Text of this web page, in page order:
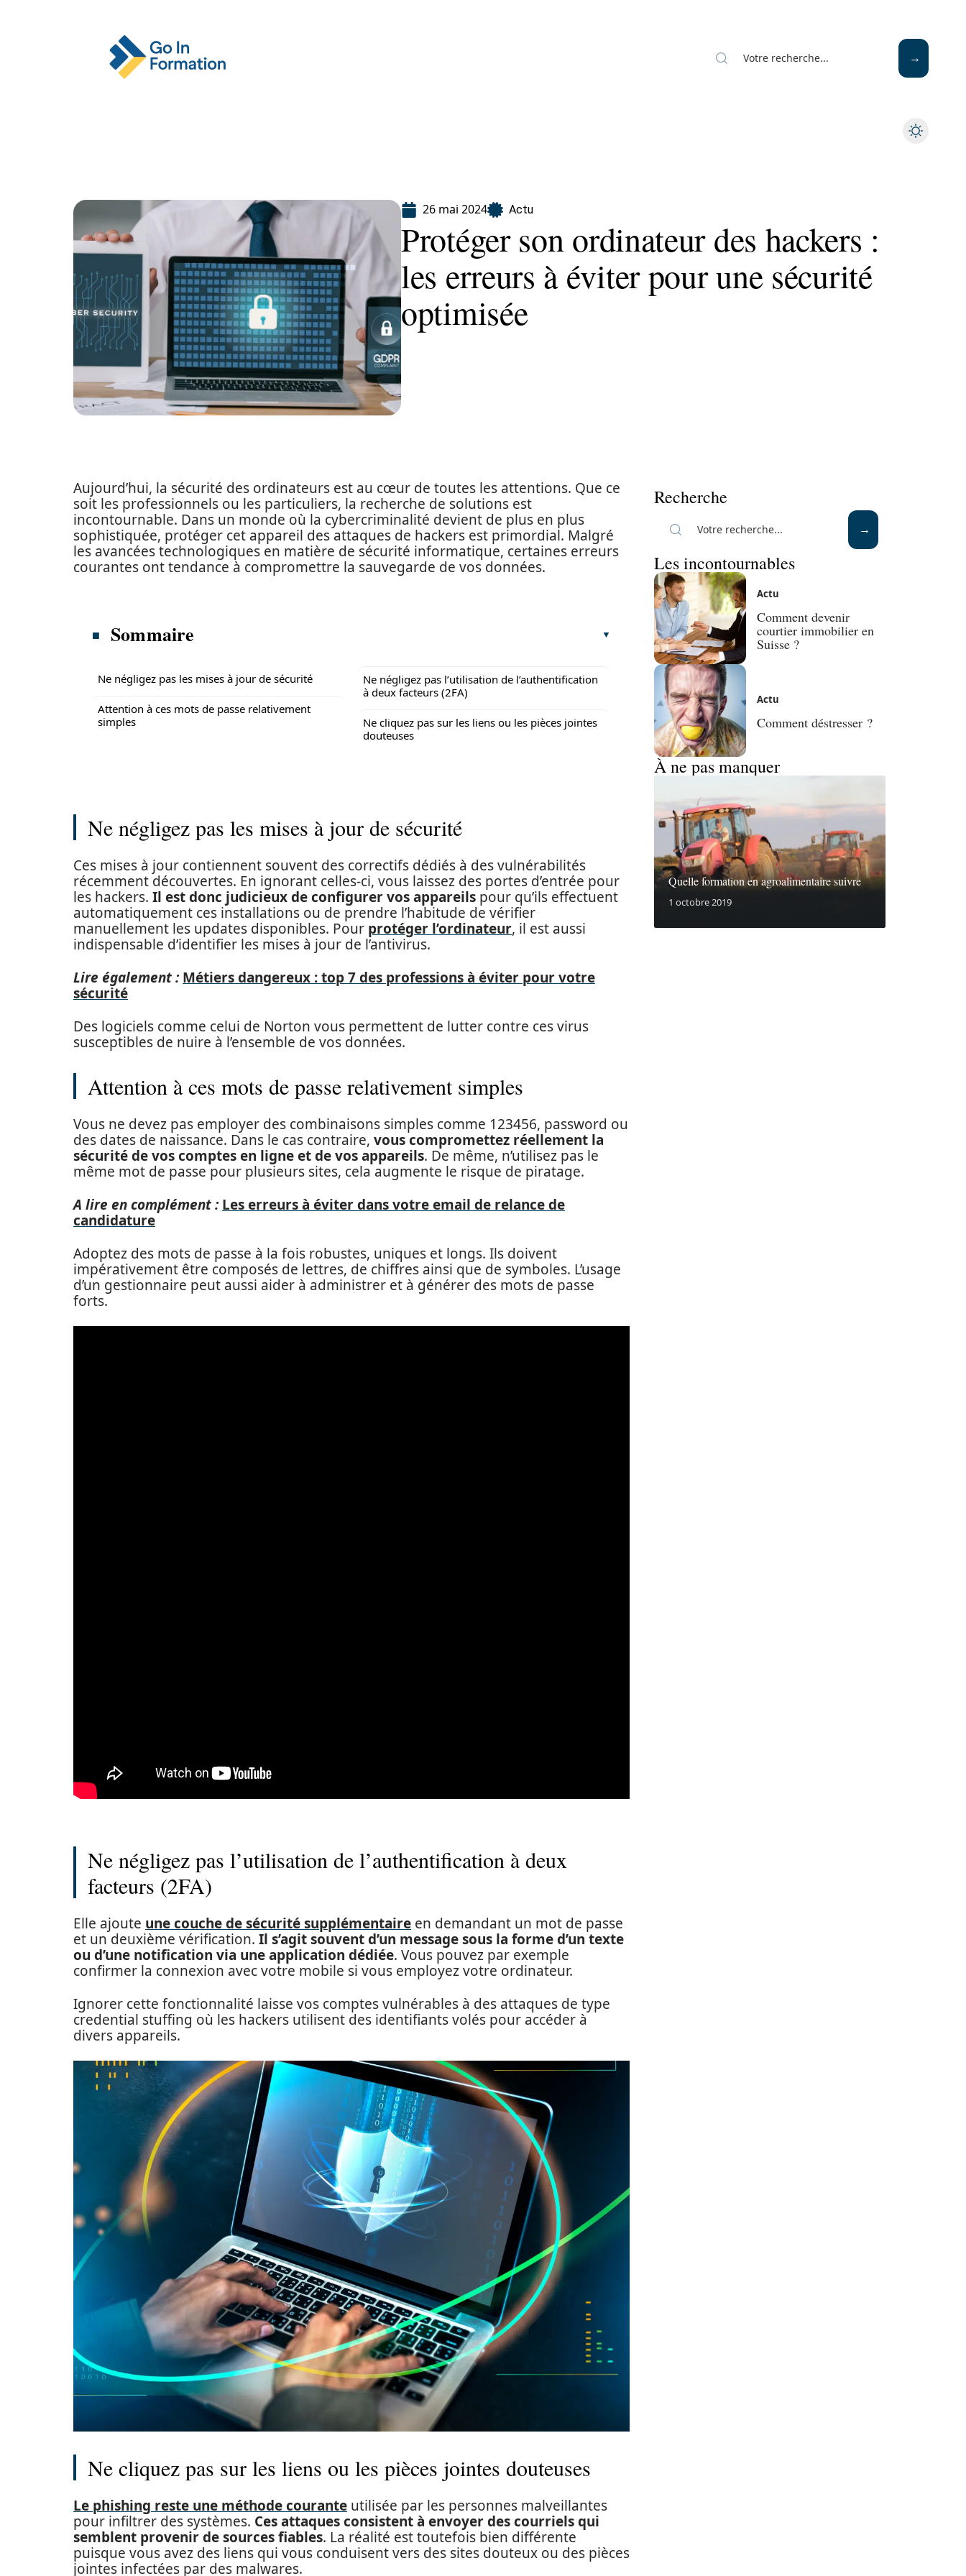
26 mai 2024 Actu
Protéger son ordinateur des hackers :
les erreurs à éviter pour une sécurité
optimisée
Aujourd’hui, la sécurité des ordinateurs est au cœur de toutes les attentions. Que ce
soit les professionnels ou les particuliers, la recherche de solutions est
incontournable. Dans un monde où la cybercriminalité devient de plus en plus
sophistiquée, protéger cet appareil des attaques de hackers est primordial. Malgré
les avancées technologiques en matière de sécurité informatique, certaines erreurs
courantes ont tendance à compromettre la sauvegarde de vos données.
Sommaire
Ne négligez pas les mises à jour de sécurité
Attention à ces mots de passe relativement
simples
Ne négligez pas l’utilisation de l’authentification
à deux facteurs (2FA)
Ne cliquez pas sur les liens ou les pièces jointes
douteuses
Ne négligez pas les mises à jour de sécurité
Ces mises à jour contiennent souvent des correctifs dédiés à des vulnérabilités
récemment découvertes. En ignorant celles-ci, vous laissez des portes d’entrée pour
les hackers. Il est donc judicieux de configurer vos appareils pour qu’ils effectuent
automatiquement ces installations ou de prendre l’habitude de vérifier
manuellement les updates disponibles. Pour protéger l’ordinateur, il est aussi
indispensable d’identifier les mises à jour de l’antivirus.
Lire également : Métiers dangereux : top 7 des professions à éviter pour votre
sécurité
Des logiciels comme celui de Norton vous permettent de lutter contre ces virus
susceptibles de nuire à l’ensemble de vos données.
Attention à ces mots de passe relativement simples
Vous ne devez pas employer des combinaisons simples comme 123456, password ou
des dates de naissance. Dans le cas contraire, vous compromettez réellement la
sécurité de vos comptes en ligne et de vos appareils. De même, n’utilisez pas le
même mot de passe pour plusieurs sites, cela augmente le risque de piratage.
A lire en complément : Les erreurs à éviter dans votre email de relance de
candidature
Adoptez des mots de passe à la fois robustes, uniques et longs. Ils doivent
impérativement être composés de lettres, de chiffres ainsi que de symboles. L’usage
d’un gestionnaire peut aussi aider à administrer et à générer des mots de passe
forts.
Ne négligez pas l’utilisation de l’authentification à deux
facteurs (2FA)
Elle ajoute une couche de sécurité supplémentaire en demandant un mot de passe
et un deuxième vérification. Il s’agit souvent d’un message sous la forme d’un texte
ou d’une notification via une application dédiée. Vous pouvez par exemple
confirmer la connexion avec votre mobile si vous employez votre ordinateur.
Ignorer cette fonctionnalité laisse vos comptes vulnérables à des attaques de type
credential stuffing où les hackers utilisent des identifiants volés pour accéder à
divers appareils.
Ne cliquez pas sur les liens ou les pièces jointes douteuses
Le phishing reste une méthode courante utilisée par les personnes malveillantes
pour infiltrer des systèmes. Ces attaques consistent à envoyer des courriels qui
semblent provenir de sources fiables. La réalité est toutefois bien différente
puisque vous avez des liens qui vous conduisent vers des sites douteux ou des pièces
jointes infectées par des malwares.
Recherche
Les incontournables
Actu
Comment devenir
courtier immobilier en
Suisse ?
Actu
Comment déstresser ?
À ne pas manquer
Quelle formation en agroalimentaire suivre
1 octobre 2019